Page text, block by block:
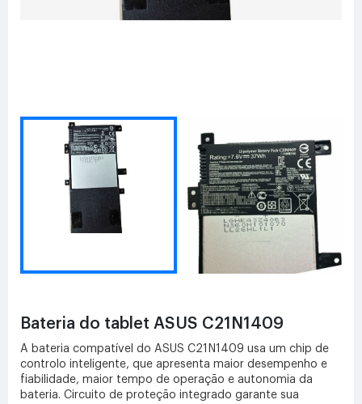
Bateria do tablet ASUS C21N1409
A bateria compatível do ASUS C21N1409 usa um chip de
controlo inteligente, que apresenta maior desempenho e
fiabilidade, maior tempo de operação e autonomia da
bateria. Circuito de proteção integrado garante sua